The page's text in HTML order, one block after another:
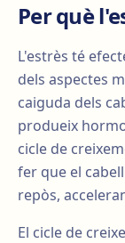
Per què
L'estrès té
dels aspectes
caiguda dels
produeix
cicle de
fer que el
repòs,
El cicle de